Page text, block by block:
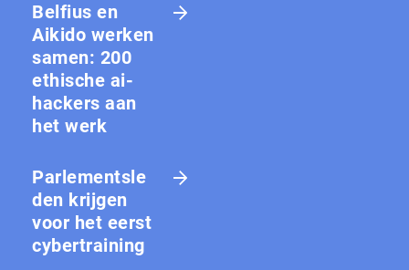
Belfius en
Aikido werken
samen: 200
ethische ai-
hackers aan
het werk
Parlementsle
den krijgen
voor het eerst
cybertraining